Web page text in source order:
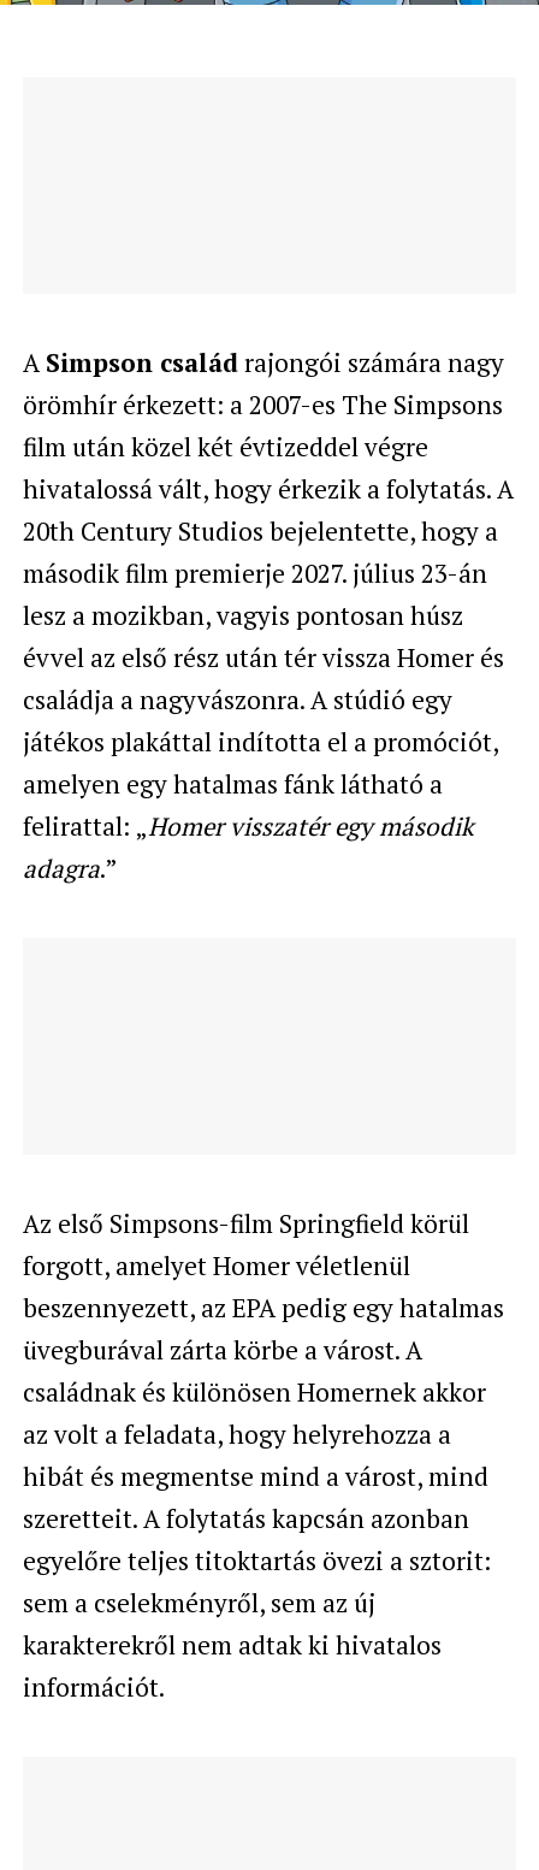
ASimpson családrajongói számára nagy
örömhír érkezett: a 2007-es The Simpsons
film után közel két évtizeddel végre
hivatalossá vált, hogy érkezik a folytatás. A
20th Century Studios bejelentette, hogy a
második film premierje 2027. július 23-án
lesz a mozikban, vagyis pontosan húsz
évvel az első rész után tér vissza Homer és
családja a nagyvászonra. A stúdió egy
játékos plakáttal indította el a promóciót,
amelyen egy hatalmas fánk látható a
felirattal: „Homer visszatér egy második
adagra.”
Az első Simpsons-film Springfield körül
forgott, amelyet Homer véletlenül
beszennyezett, az EPA pedig egy hatalmas
üvegburával zárta körbe a várost. A
családnak és különösen Homernek akkor
az volt a feladata, hogy helyrehozza a
hibát és megmentse mind a várost, mind
szeretteit. A folytatás kapcsán azonban
egyelőre teljes titoktartás övezi a sztorit:
sem a cselekményről, sem az új
karakterekről nem adtak ki hivatalos
információt.